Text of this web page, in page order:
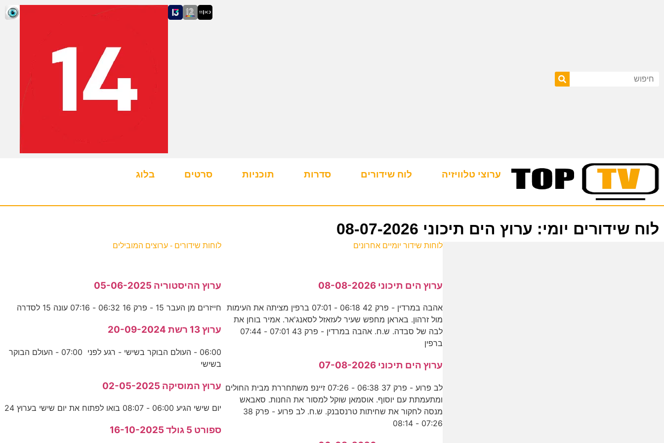
ערוצי טלוויזיה לוח שידורים סדרות תוכניות סרטים בלוג
לוח שידורים יומי: ערוץ הים תיכוני 08-07-2026
לוחות שידור יומיים אחרונים
ערוץ הים תיכוני 08-08-2026
אהבה במרדין - פרק 42 06:18 - 07:01 ברפין מציתה את העימות
מול זרהון. באראן מחפש שעיר לעזאזל לסאנג'אר. אמיר בוחן את
לבה של סבדה. ש.ח. אהבה במרדין - פרק 43 07:01 - 07:44
ברפין
ערוץ הים תיכוני 07-08-2026
לב פרוע - פרק 37 06:38 - 07:26 זיינפ משתחררת מבית החולים
ומתעמתת עם יוסוף. אוסמאן שוקל למסור את החנות. סאבאש
מנסה לחקור את שחיתות טרנסבנק. ש.ח. לב פרוע - פרק 38
07:26 - 08:14
לוחות שידורים - ערוצים המובילים
ערוץ ההיסטוריה 05-06-2025
חייזרים מן העבר 15 - פרק 16 06:32 - 07:16 עונה 15 לסדרה
ערוץ 13 רשת 20-09-2024
06:00 - העולם הבוקר בשישי - רגע לפני 07:00 - העולם הבוקר
בשישי
ערוץ המוסיקה 02-05-2025
יום שישי הגיע 06:00 - 08:07 בואו לפתוח את יום שישי בערוץ 24
ספורט 5 גולד 16-10-2025